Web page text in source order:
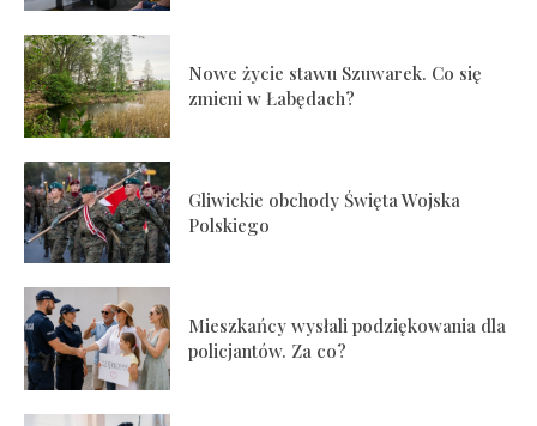
Nowe życie stawu Szuwarek. Co się
zmieni w Łabędach?
Gliwickie obchody Święta Wojska
Polskiego
Mieszkańcy wysłali podziękowania dla
policjantów. Za co?